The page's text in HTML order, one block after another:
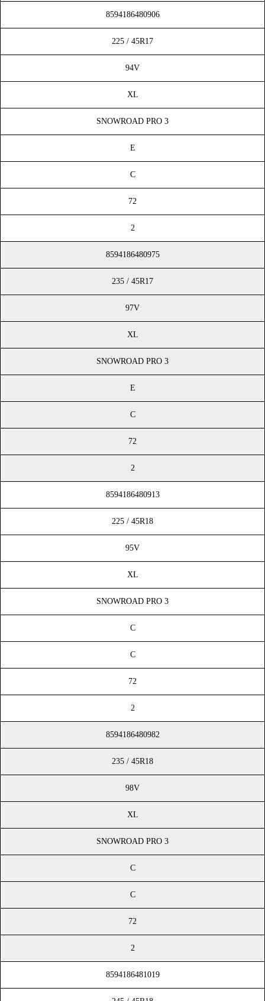
8594186480906
225 / 45R17
94V
XL
SNOWROAD PRO 3
E
C
72
2
8594186480975
235 / 45R17
97V
XL
SNOWROAD PRO 3
E
C
72
2
8594186480913
225 / 45R18
95V
XL
SNOWROAD PRO 3
C
C
72
2
8594186480982
235 / 45R18
98V
XL
SNOWROAD PRO 3
C
C
72
2
8594186481019